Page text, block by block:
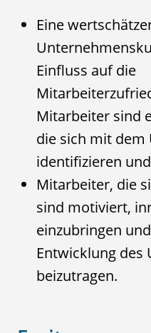
Eine
Einfluss auf die
Mitarbeiter sind
die sich mit
identifizieren
Mitarbeiter, die
sind motiviert,
einzubringen
Entwicklung des
beizutragen.